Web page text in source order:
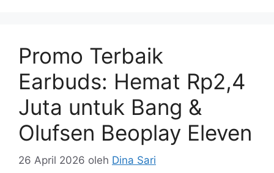
Promo Terbaik
Earbuds: Hemat Rp2,4
Juta untuk Bang &
Olufsen Beoplay Eleven